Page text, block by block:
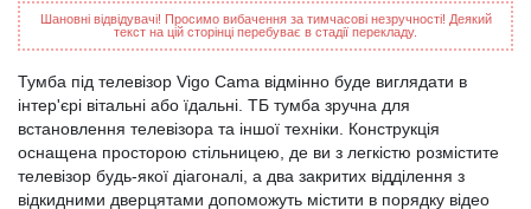
Шановні відвідувачі! Просимо вибачення за тимчасові незручності! Деякий
текст на цій сторінці перебуває в стадії перекладу.
Тумба під телевізор Vigo Cama відмінно буде виглядати в
інтер'єрі вітальні або їдальні. ТБ тумба зручна для
встановлення телевізора та іншої техніки. Конструкція
оснащена просторою стільницею, де ви з легкістю розмістите
телевізор будь-якої діагоналі, а два закритих відділення з
відкидними дверцятами допоможуть містити в порядку відео